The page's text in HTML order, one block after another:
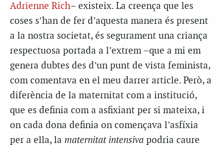
Adrienne Rich– existeix. La creença que les
coses s’han de fer d’aquesta manera és present
a la nostra societat, és segurament una criança
respectuosa portada a l’extrem –que a mi em
genera dubtes des d’un punt de vista feminista,
com comentava en el meu darrer article. Però, a
diferència de la maternitat com a institució,
que es definia com a asfixiant per si mateixa, i
on cada dona definia on començava l’asfíxia
per a ella, la maternitat intensiva podria caure